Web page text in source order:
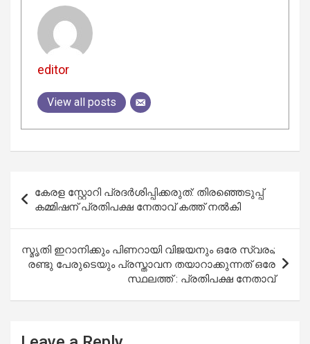
editor
View all posts
navigation
കേരള സ്റ്റോറി പ്രദർശിപ്പിക്കരുത്: തിരഞ്ഞെടുപ്പ്
കമ്മിഷന് പ്രതിപക്ഷ നേതാവ് കത്ത് നൽകി
സ്മൃതി ഇറാനിക്കും പിണറായി വിജയനും ഒരേ സ്വരം;
രണ്ടു പേരുടെയും പ്രസ്താവന തയാറാക്കുന്നത് ഒരേ
സ്ഥലത്ത് : പ്രതിപക്ഷ നേതാവ്